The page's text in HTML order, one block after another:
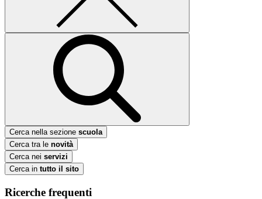
Cerca nella sezione scuola
Cerca tra le novità
Cerca nei servizi
Cerca in tutto il sito
Ricerche frequenti